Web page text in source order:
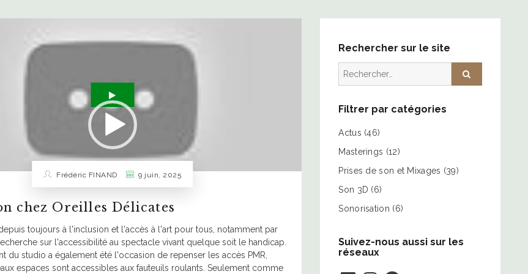
Frédéric FINAND 9 juin, 2025
chez Oreilles Délicates
toujours à l'inclusion et l'accès à l'art pour tous, notamment par
sur l'accessibilité au spectacle vivant quelque soit le handicap.
du studio a également été l'occasion de repenser les accès PMR,
espaces sont accessibles aux fauteuils roulants. Seulement comme
Rechercher sur le site
Filtrer par catégories
Actus (46)
Masterings (12)
Prises de son et Mixages (39)
Son 3D (6)
Sonorisation (6)
Suivez-nous aussi sur les
réseaux